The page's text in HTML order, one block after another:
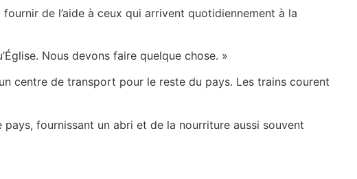
de l’aide à ceux qui arrivent quotidiennement à la
Nous devons faire quelque chose. »
centre de transport pour le reste du pays. Les trains courent
fournissant un abri et de la nourriture aussi souvent